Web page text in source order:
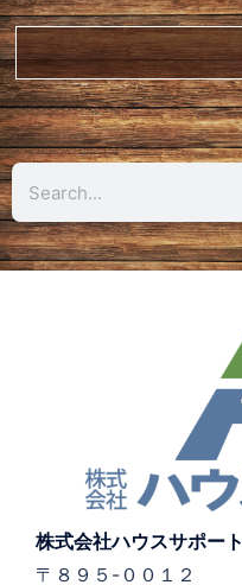
株式会社ハウスサポート
〒８９５-００１２